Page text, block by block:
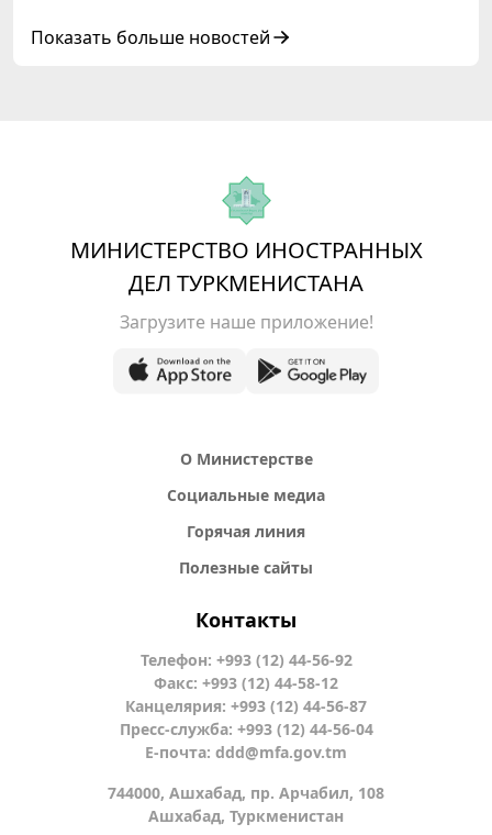
Показать больше новостей
МИНИСТЕРСТВО ИНОСТРАННЫХ
ДЕЛ ТУРКМЕНИСТАНА
Загрузите наше приложение!
О Министерстве
Социальные медиа
Горячая линия
Полезные сайты
Контакты
Телефон: +993 (12) 44-56-92
Факс: +993 (12) 44-58-12
Канцелярия: +993 (12) 44-56-87
Пресс-служба: +993 (12) 44-56-04
Е-почта: ddd@mfa.gov.tm
744000, Ашхабад, пр. Арчабил, 108
Ашхабад, Туркменистан